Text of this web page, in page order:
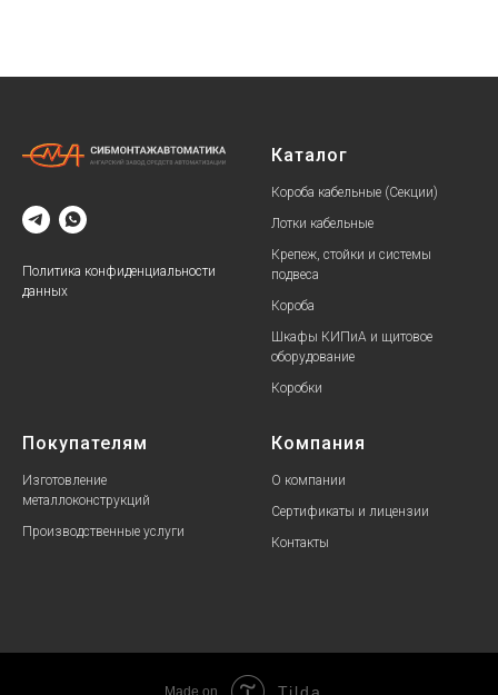
Политика конфиденциальности
данных
Каталог
Короба кабельные (Секции)
Лотки кабельные
Крепеж, стойки и системы
подвеса
Короба
Шкафы КИПиА и щитовое
оборудование
Коробки
Покупателям
Изготовление
металлоконструкций
Производственные услуги
Компания
О компании
Сертификаты и лицензии
Контакты
Made on Tilda